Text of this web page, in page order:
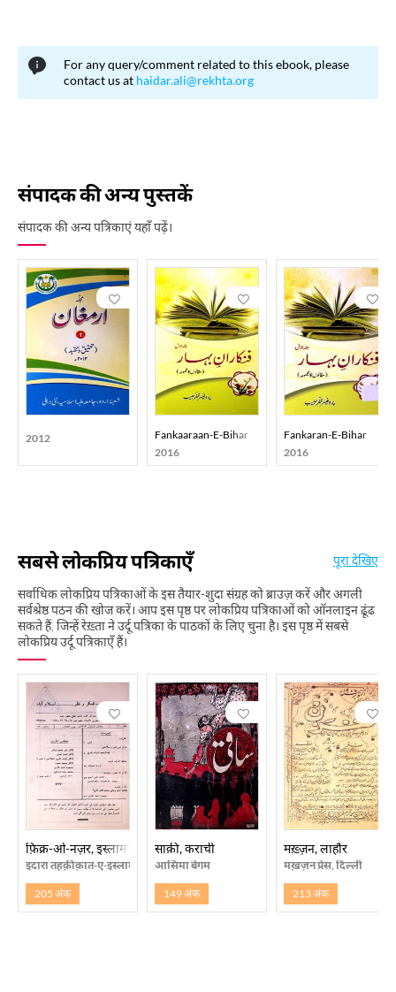
हुसैन सिद्दीकी अब्दुल कवी देसनवी खलीक अंजुम ज़हीर अहमद सिद्दीकी वॉरिस
अली "किताब नामा" के प्रमुख विशेष अंक: नई नज़्म विशेषांक प्रेमचंद विशेषांक
For any query/comment related to this ebook, please
contact us at haidar.ali@rekhta.org
संपादक की अन्य पुस्तकें
संपादक की अन्य पत्रिकाएं यहाँ पढ़ें।
2012
Fankaaraan-E-Bihar
2016
Fankaran-E-Bihar
2016
सबसे लोकप्रिय पत्रिकाएँ
सर्वाधिक लोकप्रिय पत्रिकाओं के इस तैयार-शुदा संग्रह को ब्राउज़ करें और अगली
सर्वश्रेष्ठ पठन की खोज करें। आप इस पृष्ठ पर लोकप्रिय पत्रिकाओं को ऑनलाइन ढूंढ
सकते हैं, जिन्हें रेख़्ता ने उर्दू पत्रिका के पाठकों के लिए चुना है। इस पृष्ठ में सबसे
लोकप्रिय उर्दू पत्रिकाएँ हैं।
पूरा देखिए
फ़िक्र-ओ-नज़र, इस्लामाबाद
इदारा तहक़ीक़ात-ए-इस्लामी, इस्लामाबाद
205 अंक
साक़ी, कराची
आसिमा बेगम
149 अंक
मख़्ज़न, लाहौर
मख़ज़न प्रेस, दिल्ली
213 अंक